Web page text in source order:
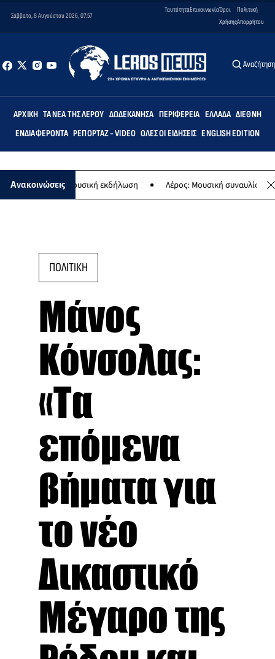
Σάββατο, 8 Αυγούστου 2026, 07:57
ΤαυτότηταΕπικοινωνίαΌροι
Χρήσης
Πολιτική
Απορρήτου
Αναζήτηση
ΑΡΧΙΚΉ ΤΑ ΝΈΑ ΤΗΣ ΛΈΡΟΥ ΔΩΔΕΚΆΝΗΣΑ ΠΕΡΙΦΈΡΕΙΑ ΕΛΛΆΔΑ ΔΙΕΘΝΉ
ΕΝΔΙΑΦΈΡΟΝΤΑ ΡΕΠΟΡΤΆΖ - VIDEO ΌΛΕΣ ΟΙ ΕΙΔΉΣΕΙΣ ENGLISH EDITION
Ανακοινώσεις- Μουσική εκδήλωση Λέρος: Μουσική συναυλία των
ΠΟΛΙΤΙΚΗ
Μάνος
Κόνσολας:
«Τα
επόμενα
βήματα για
το νέο
Δικαστικό
Μέγαρο της